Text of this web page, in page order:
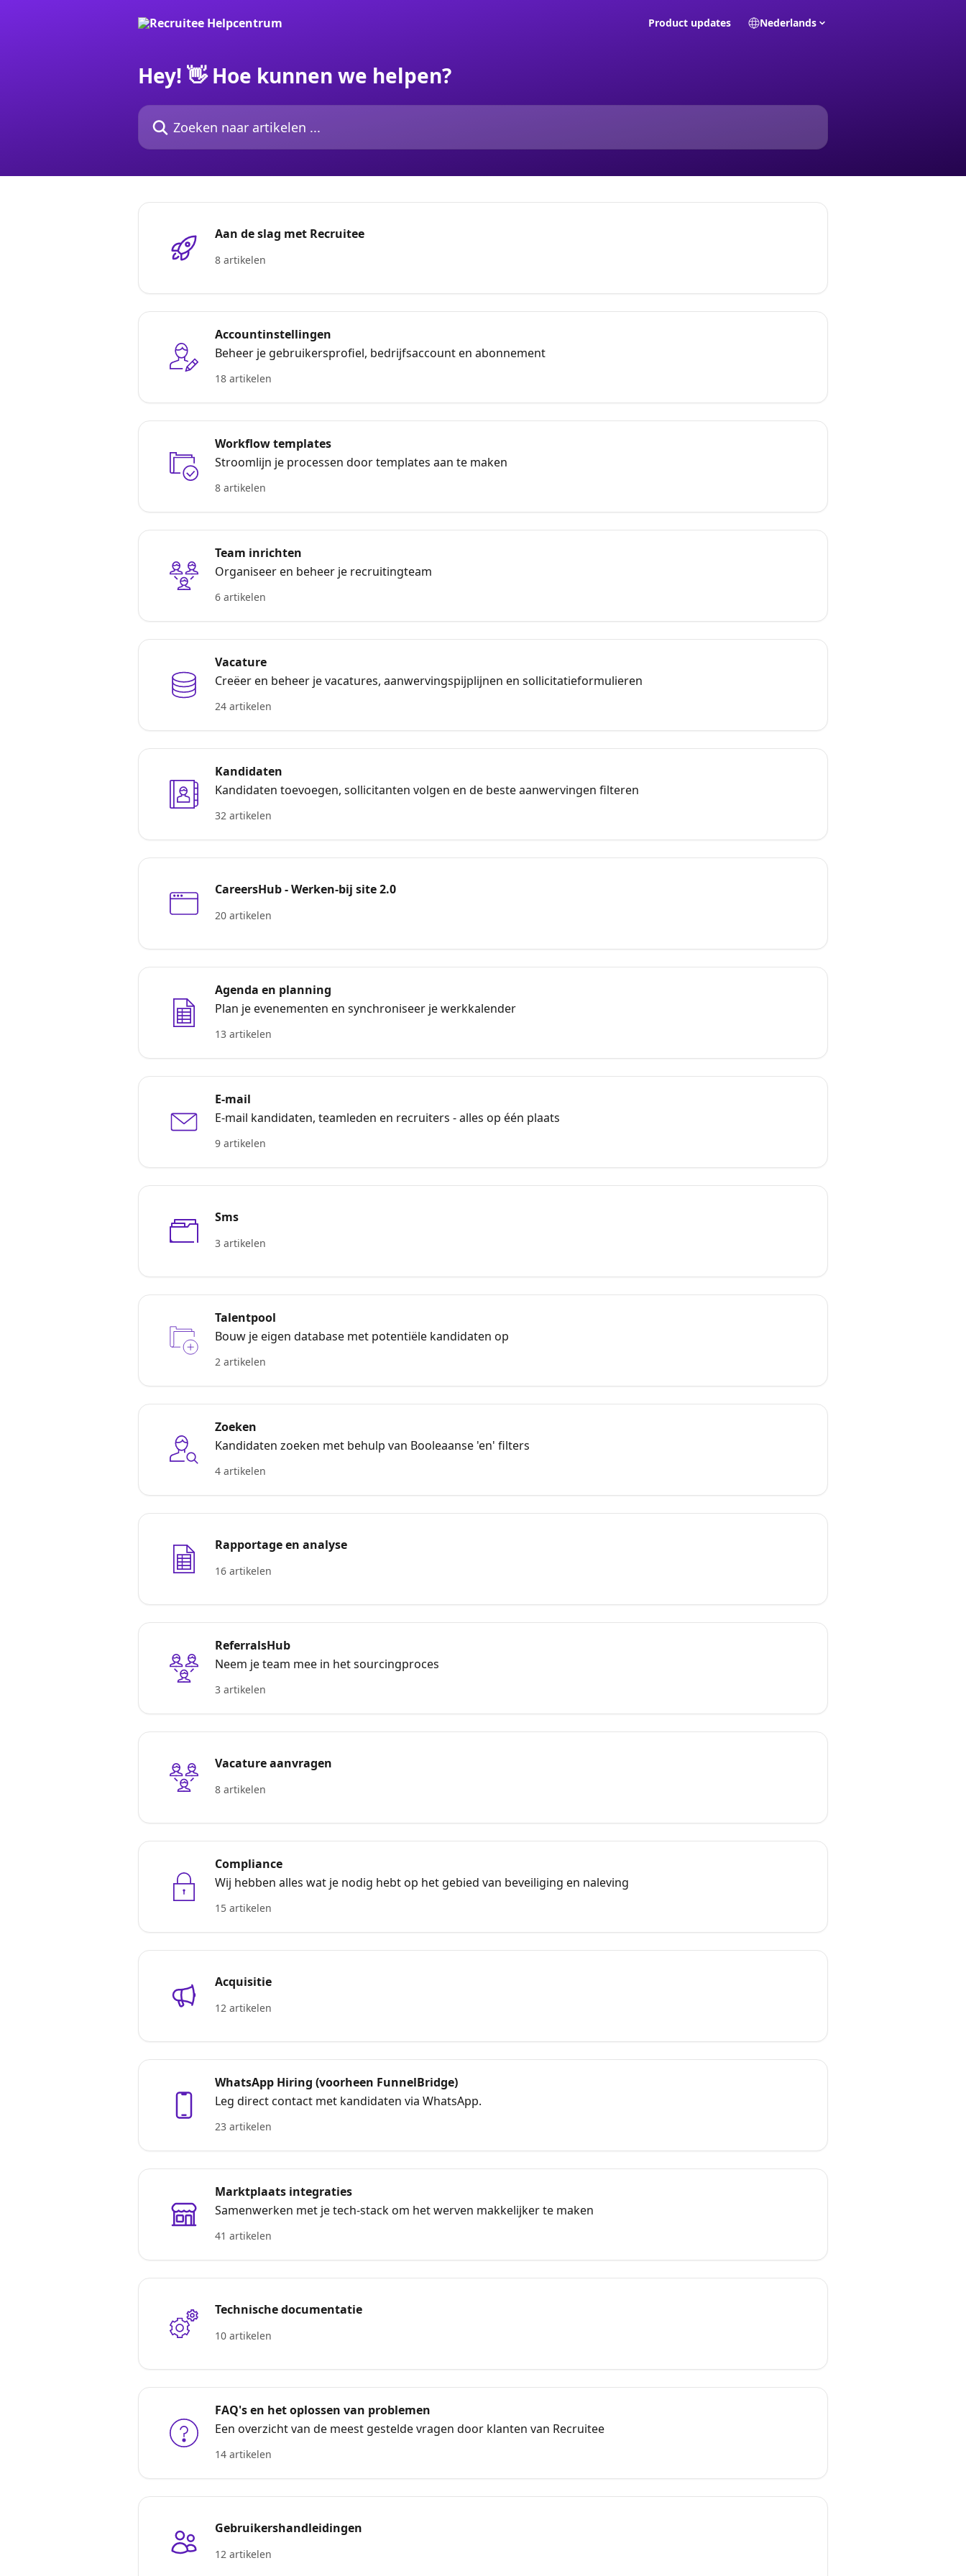
Product updates Nederlands
Hey! 👋 Hoe kunnen we helpen?
Zoeken naar artikelen ...
Aan de slag met Recruitee
8 artikelen
Accountinstellingen
Beheer je gebruikersprofiel, bedrijfsaccount en abonnement
18 artikelen
Workflow templates
Stroomlijn je processen door templates aan te maken
8 artikelen
Team inrichten
Organiseer en beheer je recruitingteam
6 artikelen
Vacature
Creëer en beheer je vacatures, aanwervingspijplijnen en sollicitatieformulieren
24 artikelen
Kandidaten
Kandidaten toevoegen, sollicitanten volgen en de beste aanwervingen filteren
32 artikelen
CareersHub - Werken-bij site 2.0
20 artikelen
Agenda en planning
Plan je evenementen en synchroniseer je werkkalender
13 artikelen
E-mail
E-mail kandidaten, teamleden en recruiters - alles op één plaats
9 artikelen
Sms
3 artikelen
Talentpool
Bouw je eigen database met potentiële kandidaten op
2 artikelen
Zoeken
Kandidaten zoeken met behulp van Booleaanse 'en' filters
4 artikelen
Rapportage en analyse
16 artikelen
ReferralsHub
Neem je team mee in het sourcingproces
3 artikelen
Vacature aanvragen
8 artikelen
Compliance
Wij hebben alles wat je nodig hebt op het gebied van beveiliging en naleving
15 artikelen
Acquisitie
12 artikelen
WhatsApp Hiring (voorheen FunnelBridge)
Leg direct contact met kandidaten via WhatsApp.
23 artikelen
Marktplaats integraties
Samenwerken met je tech-stack om het werven makkelijker te maken
41 artikelen
Technische documentatie
10 artikelen
FAQ's en het oplossen van problemen
Een overzicht van de meest gestelde vragen door klanten van Recruitee
14 artikelen
Gebruikershandleidingen
12 artikelen